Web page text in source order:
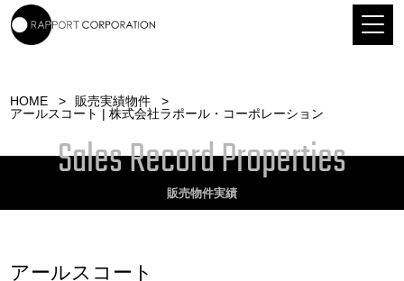
HOME
販売実績物件
アールスコート | 株式会社ラポール・コーポレーション
Sales Record Properties
販売物件実績
アールスコート